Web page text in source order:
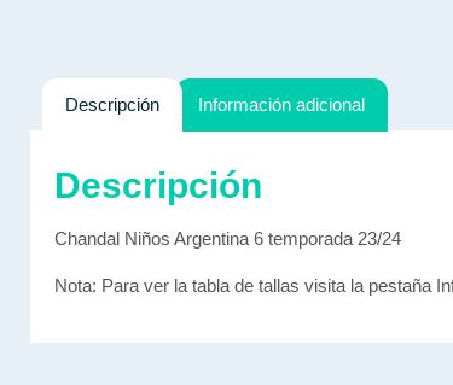
Descripción Información adicional
Descripción
Chandal Niños Argentina 6 temporada 23/24
Nota: Para ver la tabla de tallas visita la pestaña